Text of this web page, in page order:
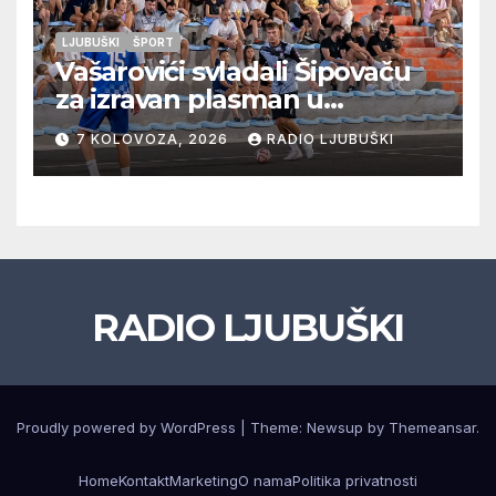
LJUBUŠKI ŠPORT
Vašarovići svladali Šipovaču
za izravan plasman u
četvrtfinale, Grab izborio
prolazak dalje, Klobuk ispao,
večeras počinje četvrtfinale
7 KOLOVOZA, 2026 RADIO LJUBUŠKI
RADIO LJUBUŠKI
Proudly powered by WordPress Theme: Newsup by Themeansar.
HomeKontaktMarketingO namaPolitika privatnosti